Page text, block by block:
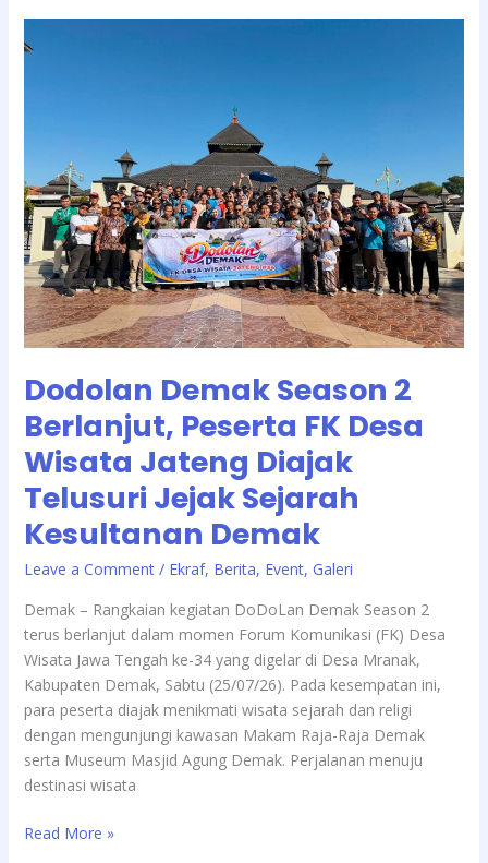
Dodolan Demak Season 2
Berlanjut, Peserta FK Desa
Wisata Jateng Diajak
Telusuri Jejak Sejarah
Kesultanan Demak
Leave a Comment / Ekraf, Berita, Event, Galeri
Demak – Rangkaian kegiatan DoDoLan Demak Season 2
terus berlanjut dalam momen Forum Komunikasi (FK) Desa
Wisata Jawa Tengah ke-34 yang digelar di Desa Mranak,
Kabupaten Demak, Sabtu (25/07/26). Pada kesempatan ini,
para peserta diajak menikmati wisata sejarah dan religi
dengan mengunjungi kawasan Makam Raja-Raja Demak
serta Museum Masjid Agung Demak. Perjalanan menuju
destinasi wisata
Demak
FK
Desa
Wisata
Jateng
Diajak
Telusuri
Jejak
Kesultanan
Demak
Read More »